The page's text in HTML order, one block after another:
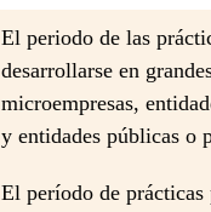
El periodo de las
desarrollarse en
microempresas,
y entidades públicas o
El período de